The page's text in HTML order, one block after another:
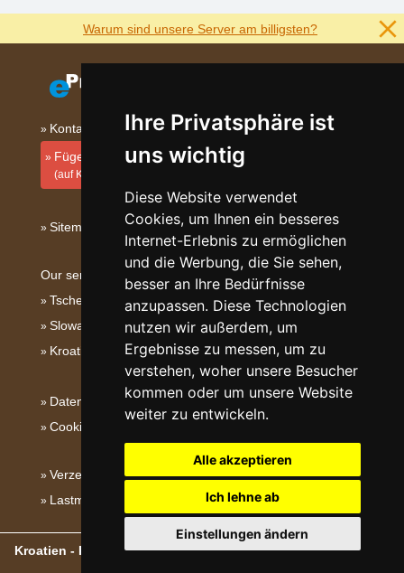
Ihre Privatsphäre ist
uns wichtig
Diese Website verwendet
Cookies, um Ihnen ein besseres
Internet-Erlebnis zu ermöglichen
und die Werbung, die Sie sehen,
besser an Ihre Bedürfnisse
anzupassen. Diese Technologien
nutzen wir außerdem, um
Ergebnisse zu messen, um zu
verstehen, woher unsere Besucher
kommen oder um unsere Website
weiter zu entwickeln.
Alle akzeptieren
Ich lehne ab
Einstellungen ändern
Warum sind unsere Server am billigsten?
Kontakt
Fügen Sie Ihre Unterkunft hinzu
(auf Kroatisch)
Sitemap
Our servers:
Tschechische Gebirge
Slowakische Gebirge
Kroatien
Datenschutz
Cookies
Verzeichnis der Unterkunft
Lastminute Dalmatien
Kroatien - Kroatische Gebirge, Inseln und Küste- Copyright ©